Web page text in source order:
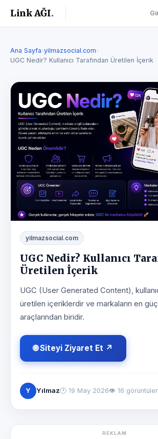
Link AĞI.
Ana Sayfa›yilmazsocial.com›
UGC Nedir? Kullanıcı Tarafından Üretilen İçerik
yilmazsocial.com
UGC Nedir? Kullanıcı
Üretilen İçerik
UGC (User Generated Content),
üretilen içeriklerdir ve markaların en
araçlarından biridir.
🌐 Siteyi Ziyaret Et ↗
Y Yılmaz🕐 19 May 2026👁 16
REKLAM